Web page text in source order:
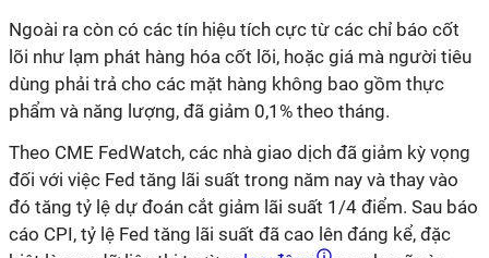
Ngoài ra còn có các tín hiệu tích cực từ các chỉ báo cốt
lõi như lạm phát hàng hóa cốt lõi, hoặc giá mà người tiêu
dùng phải trả cho các mặt hàng không bao gồm thực
phẩm và năng lượng, đã giảm 0,1% theo tháng.
Theo CME FedWatch, các nhà giao dịch đã giảm kỳ vọng
đối với việc Fed tăng lãi suất trong năm nay và thay vào
đó tăng tỷ lệ dự đoán cắt giảm lãi suất 1/4 điểm. Sau báo
cáo CPI, tỷ lệ Fed tăng lãi suất đã cao lên đáng kể, đặc